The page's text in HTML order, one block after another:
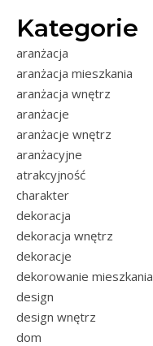
Kategorie
aranżacja
aranżacja mieszkania
aranżacja wnętrz
aranżacje
aranżacje wnętrz
aranżacyjne
atrakcyjność
charakter
dekoracja
dekoracja wnętrz
dekoracje
dekorowanie mieszkania
design
design wnętrz
dom